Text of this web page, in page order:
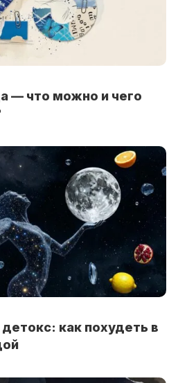
— что можно и чего
как похудеть в